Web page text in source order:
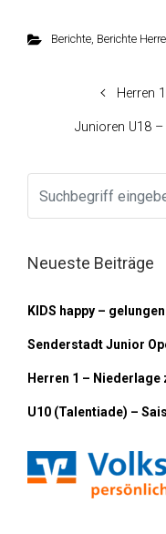
Berichte, Berichte
Herren
Junioren U18 –
Neueste Beiträge
KIDS happy –
Senderstadt Junior
Herren 1 –
U10 (Talentiade) –